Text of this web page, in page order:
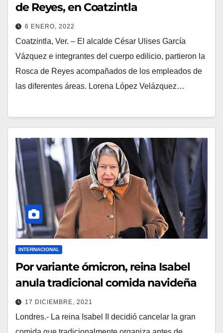
de Reyes, en Coatzintla
6 ENERO, 2022
Coatzintla, Ver. – El alcalde César Ulises García
Vázquez e integrantes del cuerpo edilicio, partieron la
Rosca de Reyes acompañados de los empleados de
las diferentes áreas. Lorena López Velázquez…
INTERNACIONAL
Por variante ómicron, reina Isabel
anula tradicional comida navideña
17 DICIEMBRE, 2021
Londres.- La reina Isabel II decidió cancelar la gran